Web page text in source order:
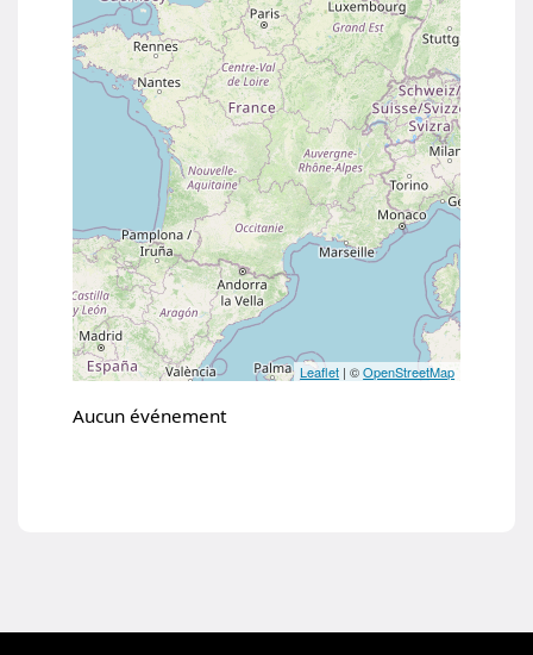
Agenda des conférences
Toutes les prochaines conférences
Flux ICS / ICAL
Les conférences par régions
Leaflet | ©OpenStreetMap
Aucun événement